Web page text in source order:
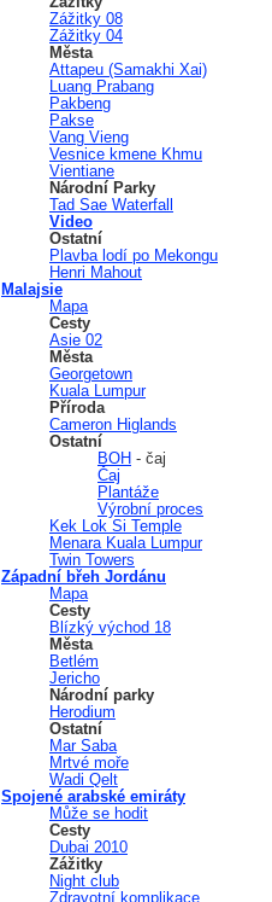
Zážitky 08
Zážitky 04
Města
Attapeu (Samakhi Xai)
Luang Prabang
Pakbeng
Pakse
Vang Vieng
Vesnice kmene Khmu
Vientiane
Národní Parky
Tad Sae Waterfall
Video
Ostatní
Plavba lodí po Mekongu
Henri Mahout
Malajsie
Mapa
Cesty
Asie 02
Města
Georgetown
Kuala Lumpur
Příroda
Cameron Higlands
Ostatní
BOH - čaj
Čaj
Plantáže
Výrobní proces
Kek Lok Si Temple
Menara Kuala Lumpur
Twin Towers
Západní břeh Jordánu
Mapa
Cesty
Blízký východ 18
Města
Betlém
Jericho
Národní parky
Herodium
Ostatní
Mar Saba
Mrtvé moře
Wadi Qelt
Spojené arabské emiráty
Může se hodit
Cesty
Dubai 2010
Zážitky
Night club
Zdravotní komplikace